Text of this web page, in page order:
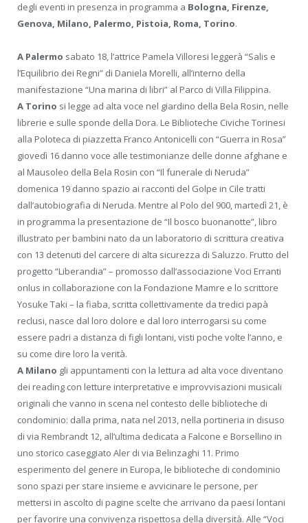
degli eventi in presenza in programma a Bologna, Firenze,
Genova, Milano, Palermo, Pistoia, Roma, Torino.
A Palermo sabato 18, l’attrice Pamela Villoresi leggerà “Salis e
l’Equilibrio dei Regni” di Daniela Morelli, all’interno della
manifestazione “Una marina di libri” al Parco di Villa Filippina.
A Torino si legge ad alta voce nel giardino della Bela Rosin, nelle
librerie e sulle sponde della Dora. Le Biblioteche Civiche Torinesi
alla Poloteca di piazzetta Franco Antonicelli con “Guerra in Rosa”
giovedì 16 danno voce alle testimonianze delle donne afghane e
al Mausoleo della Bela Rosin con “Il funerale di Neruda”
domenica 19 danno spazio ai racconti del Golpe in Cile tratti
dall’autobiografia di Neruda. Mentre al Polo del 900, martedì 21, è
in programma la presentazione de “Il bosco buonanotte”, libro
illustrato per bambini nato da un laboratorio di scrittura creativa
con 13 detenuti del carcere di alta sicurezza di Saluzzo. Frutto del
progetto “Liberandia” – promosso dall’associazione Voci Erranti
onlus in collaborazione con la Fondazione Mamre e lo scrittore
Yosuke Taki – la fiaba, scritta collettivamente da tredici papà
reclusi, nasce dal loro dolore e dal loro interrogarsi su come
essere padri a distanza di figli lontani, visti poche volte l’anno, e
su come dire loro la verità.
A Milano gli appuntamenti con la lettura ad alta voce diventano
dei reading con letture interpretative e improvvisazioni musicali
originali che vanno in scena nel contesto delle biblioteche di
condominio: dalla prima, nata nel 2013, nella portineria in disuso
di via Rembrandt 12, all’ultima dedicata a Falcone e Borsellino in
uno storico caseggiato Aler di via Belinzaghi 11. Primo
esperimento del genere in Europa, le biblioteche di condominio
sono spazi per stare insieme e avvicinare le persone, per
mettersi in ascolto di pagine scelte che arrivano da paesi lontani
per favorire una convivenza rispettosa della diversità. Alle “Voci